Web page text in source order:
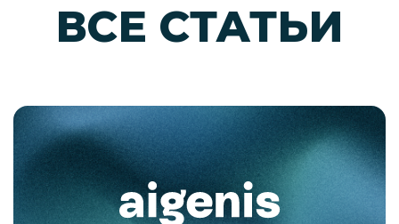
ВСЕ СТАТЬИ